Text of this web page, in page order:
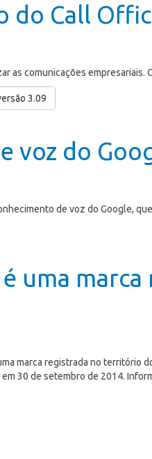
do Call
as comunicações
3.09
voz do
de voz do Google,
uma
marca registrada no território
30 de setembro de 2014.